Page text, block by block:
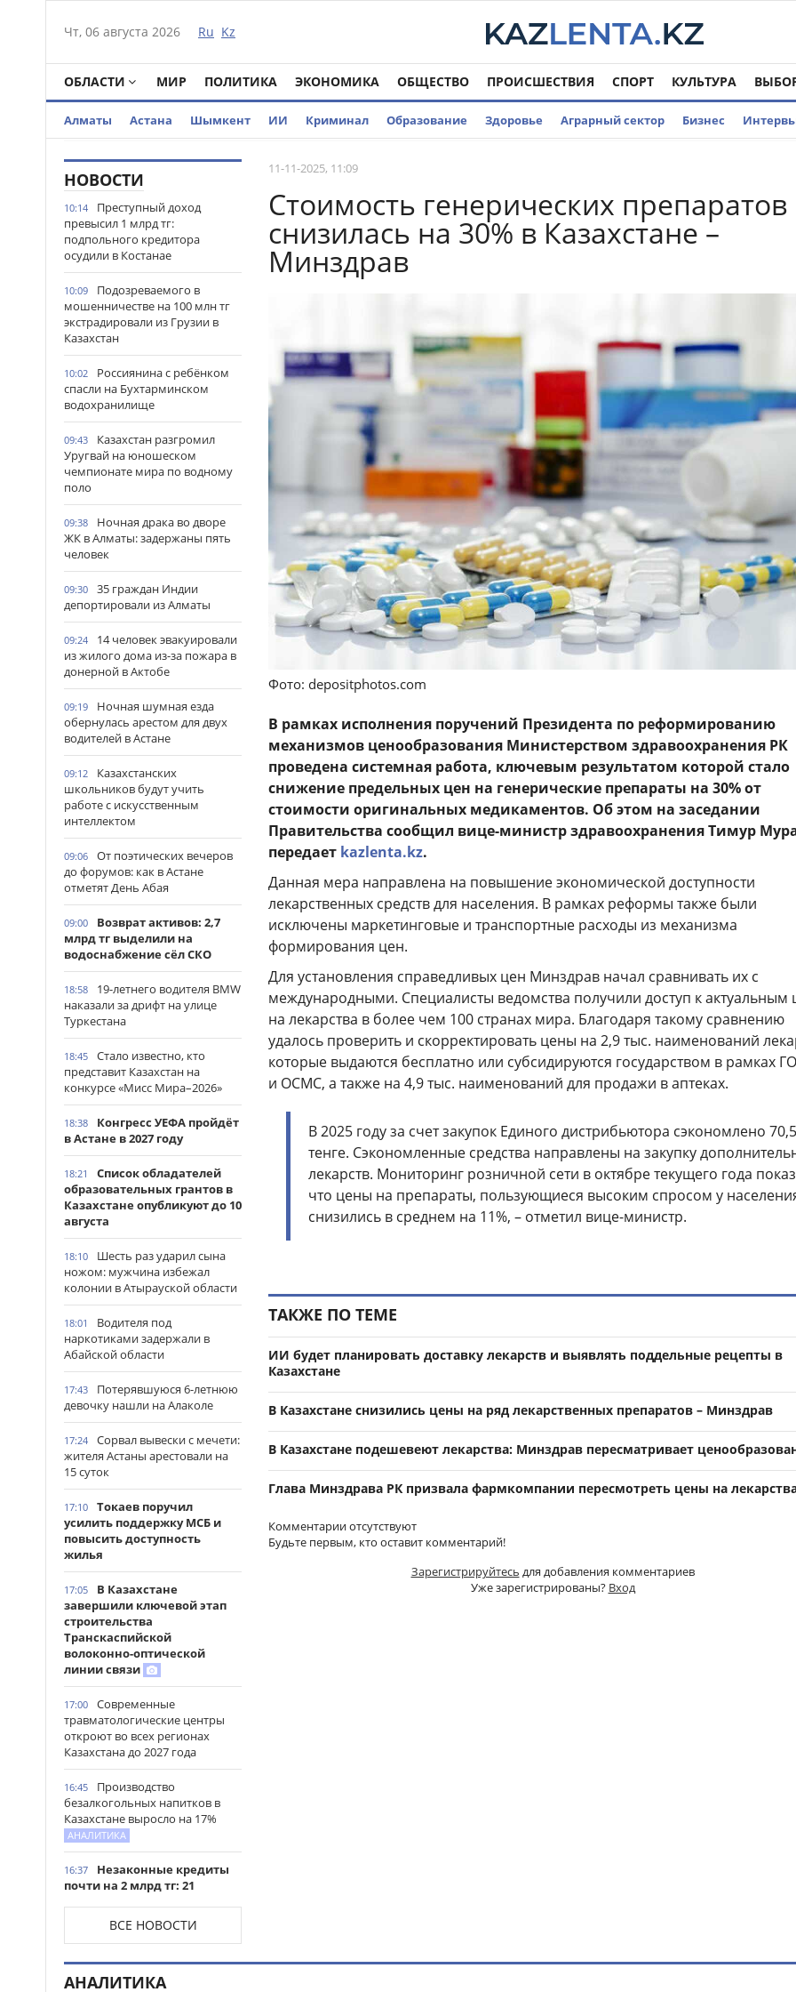
Чт, 06 августа 2026 Ru Kz
ОБЛАСТИ МИР ПОЛИТИКА ЭКОНОМИКА ОБЩЕСТВО ПРОИСШЕСТВИЯ СПОРТ КУЛЬТУРА
Алматы Астана Шымкент ИИ Криминал Образование Здоровье Аграрный сектор Бизнес
НОВОСТИ
10:14
Преступный доход
превысил 1 млрд тг:
подпольного кредитора
осудили в Костанае
10:09
Подозреваемого в
мошенничестве на 100 млн тг
экстрадировали из Грузии в
Казахстан
10:02
Россиянина с ребёнком
спасли на Бухтарминском
водохранилище
09:43
Казахстан разгромил
Уругвай на юношеском
чемпионате мира по водному
поло
09:38
Ночная драка во дворе
ЖК в Алматы: задержаны пять
человек
09:30
35 граждан Индии
депортировали из Алматы
09:24
14 человек эвакуировали
из жилого дома из-за пожара в
донерной в Актобе
09:19
Ночная шумная езда
обернулась арестом для двух
водителей в Астане
09:12
Казахстанских
школьников будут учить
работе с искусственным
интеллектом
09:06
От поэтических вечеров
до форумов: как в Астане
отметят День Абая
09:00
Возврат активов: 2,7
млрд тг выделили на
водоснабжение сёл СКО
18:58
19-летнего водителя BMW
наказали за дрифт на улице
Туркестана
18:45
Стало известно, кто
представит Казахстан на
конкурсе «Мисс Мира–2026»
18:38
Конгресс УЕФА пройдёт
в Астане в 2027 году
18:21
Список обладателей
образовательных грантов в
Казахстане опубликуют до 10
августа
18:10
Шесть раз ударил сына
ножом: мужчина избежал
колонии в Атырауской области
18:01
Водителя под
наркотиками задержали в
Абайской области
17:43
Потерявшуюся 6-летнюю
девочку нашли на Алаколе
17:24
Сорвал вывески с мечети:
жителя Астаны арестовали на
15 суток
17:10
Токаев поручил
усилить поддержку МСБ и
повысить доступность
жилья
17:05
В Казахстане
завершили ключевой этап
строительства
Транскаспийской
волоконно-оптической
линии связи
17:00
Современные
травматологические центры
откроют во всех регионах
Казахстана до 2027 года
16:45
Производство
безалкогольных напитков в
Казахстане выросло на 17%
АНАЛИТИКА
16:37
Незаконные кредиты
почти на 2 млрд тг: 21
Казахстане
кормов заготовили в
Казахстане
ВСЕ НОВОСТИ
11-11-2025, 11:09
Стоимость генерических препаратов
снизилась на 30% в Казахстане –
Минздрав
Фото: depositphotos.com
В рамках исполнения поручений Президента по реформированию
механизмов ценообразования Министерством здравоохранения РК
проведена системная работа, ключевым результатом которой стало
снижение предельных цен на генерические препараты на 30% от
стоимости оригинальных медикаментов. Об этом на заседании
Правительства сообщил вице-министр здравоохранения Тимур
передает kazlenta.kz.
Данная мера направлена на повышение экономической доступности
лекарственных средств для населения. В рамках реформы также были
исключены маркетинговые и транспортные расходы из механизма
формирования цен.
Для установления справедливых цен Минздрав начал сравнивать их с
международными. Специалисты ведомства получили доступ к актуальным
на лекарства в более чем 100 странах мира. Благодаря такому сравнению
удалось проверить и скорректировать цены на 2,9 тыс. наименований
которые выдаются бесплатно или субсидируются государством в рамках
и ОСМС, а также на 4,9 тыс. наименований для продажи в аптеках.
В 2025 году за счет закупок Единого дистрибьютора сэкономлено
тенге. Сэкономленные средства направлены на закупку
лекарств. Мониторинг розничной сети в октябре текущего года
что цены на препараты, пользующиеся высоким спросом у
снизились в среднем на 11%, – отметил вице-министр.
ТАКЖЕ ПО ТЕМЕ
ИИ будет планировать доставку лекарств и выявлять поддельные рецепты в
Казахстане
В Казахстане снизились цены на ряд лекарственных препаратов – Минздрав
В Казахстане подешевеют лекарства: Минздрав пересматривает
Глава Минздрава РК призвала фармкомпании пересмотреть цены на
Комментарии отсутствуют
Будьте первым, кто оставит комментарий!
Зарегистрируйтесь для добавления комментариев
Уже зарегистрированы? Вход
АНАЛИТИКА